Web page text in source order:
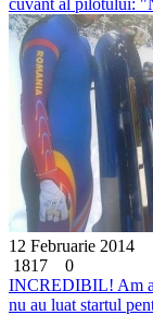
12 Februarie 2014
1817
0
INCREDIBIL! Am
nu au luat startul